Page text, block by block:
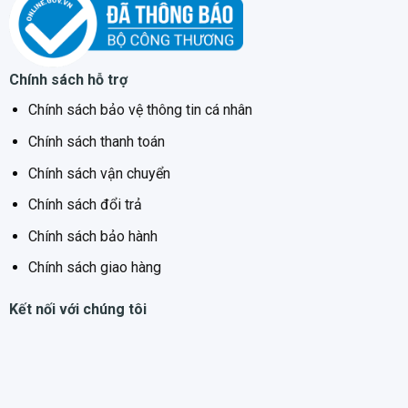
Massage lưng eo: chương trình này sẽ tập trung
massage vùng lưng và hông eo giảm tình trạng đau
lưng, đau lưng dưới và hông.
Chính sách hỗ trợ
Chính sách bảo vệ thông tin cá nhân
Chính sách thanh toán
Chính sách vận chuyển
Chính sách đổi trả
Chính sách bảo hành
Chính sách giao hàng
Kết nối với chúng tôi